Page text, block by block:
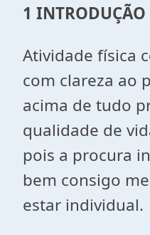
1 INTRODUÇÃO
Atividade física
com clareza ao
acima de tudo
qualidade de
pois a procura
bem consigo
estar individual.